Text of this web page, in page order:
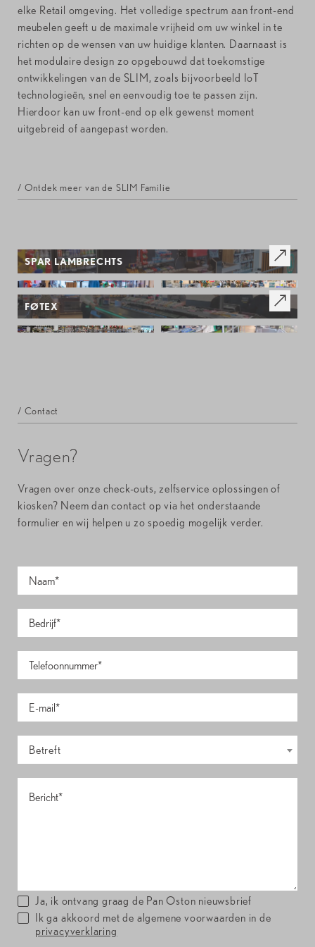
elke Retail omgeving. Het volledige spectrum aan front-end
meubelen geeft u de maximale vrijheid om uw winkel in te
richten op de wensen van uw huidige klanten. Daarnaast is
het modulaire design zo opgebouwd dat toekomstige
ontwikkelingen van de SLIM, zoals bijvoorbeeld IoT
technologieën, snel en eenvoudig toe te passen zijn.
Hierdoor kan uw front-end op elk gewenst moment
uitgebreid of aangepast worden.
/ Ontdek meer van de SLIM Familie
SPAR LAMBRECHTS
FØTEX
/ Contact
Vragen?
Vragen over onze check-outs, zelfservice oplossingen of
kiosken? Neem dan contact op via het onderstaande
formulier en wij helpen u zo spoedig mogelijk verder.
Betreft
Ja, ik ontvang graag de Pan Oston nieuwsbrief
Ik ga akkoord met de algemene voorwaarden in de
privacyverklaring